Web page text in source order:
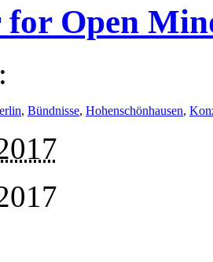
Open
, Bündnisse, Hohenschönhausen,